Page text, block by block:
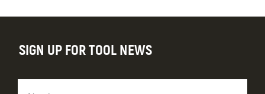
SIGN UP FOR TOOL NEWS